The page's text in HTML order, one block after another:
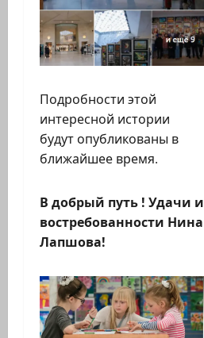
Подробности этой
интересной истории
будут опубликованы в
ближайшее время.
В добрый путь ! Удачи и
востребованности Нина
Лапшова!